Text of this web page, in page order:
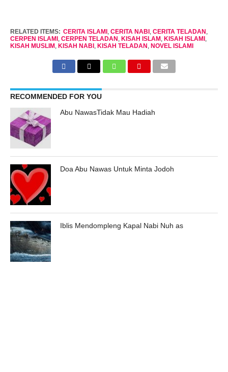
RELATED ITEMS: CERITA ISLAMI , CERITA NABI , CERITA TELADAN ,
CERPEN ISLAMI , CERPEN TELADAN , KISAH ISLAM , KISAH ISLAMI ,
KISAH MUSLIM , KISAH NABI , KISAH TELADAN , NOVEL ISLAMI
RECOMMENDED FOR YOU
Abu NawasTidak Mau Hadiah
Doa Abu Nawas Untuk Minta Jodoh
Iblis Mendompleng Kapal Nabi Nuh as